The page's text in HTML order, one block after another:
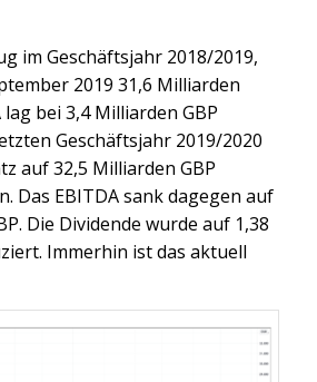
im Geschäftsjahr 2018/2019,
2019 31,6 Milliarden
lag bei 3,4 Milliarden GBP
Geschäftsjahr 2019/2020
auf 32,5 Milliarden GBP
Das EBITDA sank dagegen auf
Die Dividende wurde auf 1,38
Immerhin ist das aktuell